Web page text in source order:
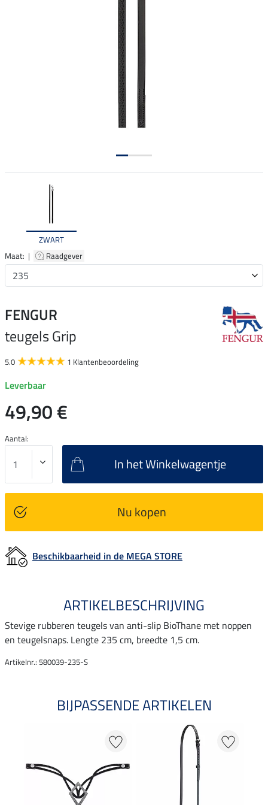
ZWART
Maat: |
Raadgever
FENGUR
teugels Grip
5.0 1 Klantenbeoordeling
Leverbaar
49,90 €
Aantal:
In het Winkelwagentje
Nu kopen
Beschikbaarheid in de MEGA STORE
ARTIKELBESCHRIJVING
Stevige rubberen teugels van anti-slip BioThane met noppen
en teugelsnaps. Lengte 235 cm, breedte 1,5 cm.
Artikelnr.: 580039-235-S
BIJPASSENDE ARTIKELEN